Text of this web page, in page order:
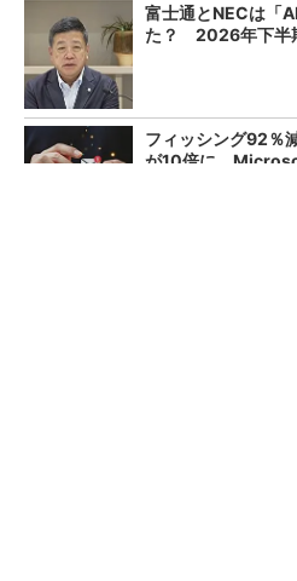
富士通とNECは「
た？ 2026年下半
フィッシング92％
が10倍に